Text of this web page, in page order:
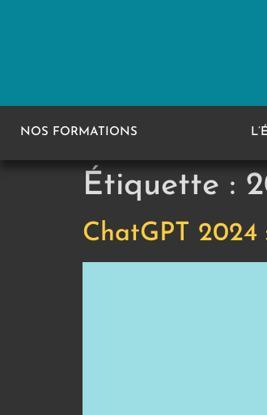
NOS FORMATIONS
Étiquette :
ChatGPT 2024